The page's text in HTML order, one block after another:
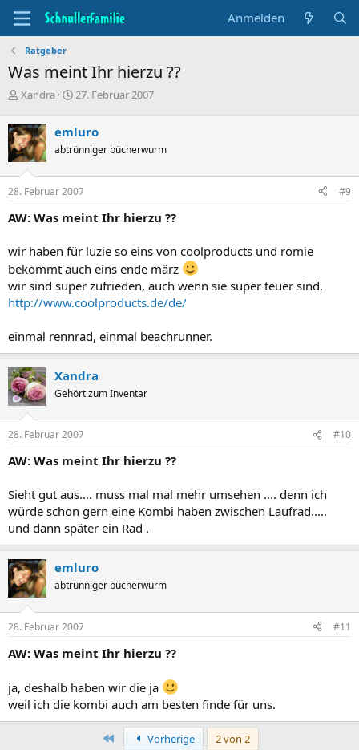
Anmelden
Ratgeber
Was meint Ihr hierzu ??
T
e
m
e
n
s
t
r
e
r
Xandra
B
i
n
d
a
u
27. Februar 2007
emluro
abtrünniger bücherwurm
28. Februar 2007 #9
AW: Was meint Ihr hierzu ??
wir haben für luzie so eins von coolproducts und romie
bekommt auch eins ende märz
wir sind super zufrieden, auch wenn sie super teuer sind.
http://www.coolproducts.de/de/
einmal rennrad, einmal beachrunner.
Xandra
Gehört zum Inventar
28. Februar 2007 #10
AW: Was meint Ihr hierzu ??
Sieht gut aus.... muss mal mal mehr umsehen .... denn ich
würde schon gern eine Kombi haben zwischen Laufrad.....
und dann später ein Rad .
emluro
abtrünniger bücherwurm
28. Februar 2007 #11
AW: Was meint Ihr hierzu ??
ja, deshalb haben wir die ja
weil ich die kombi auch am besten finde für uns.
Erste Vorherige
2 von 2